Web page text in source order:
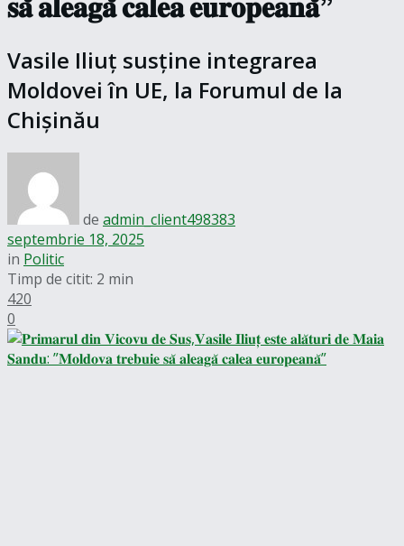
𝐬𝐚̆ 𝐚𝐥𝐞𝐚𝐠𝐚̆ 𝐜𝐚𝐥𝐞𝐚 𝐞𝐮𝐫𝐨𝐩𝐞𝐚𝐧𝐚̆”
Vasile Iliuț susține integrarea
Moldovei în UE, la Forumul de la
Chișinău
de admin_client498383
septembrie 18, 2025
in Politic
Timp de citit: 2 min
420
0